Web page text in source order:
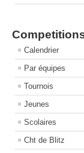
Calendrier
Par équipes
Tournois
Jeunes
Scolaires
Cht de Blitz